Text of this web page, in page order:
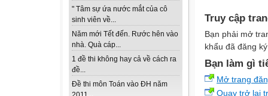
" Tâm sự ứa nước mắt của cô
sinh viên về...
Năm mới Tết đến. Rước hên vào
nhà. Quà cáp...
1 đề thi không hay cả về cách ra
đề...
Đề thi môn Toán vào ĐH năm
Truy cập
Bạn phải mở
khẩu đã đăng
Bạn làm gì
Mở trang
Quay trở lại